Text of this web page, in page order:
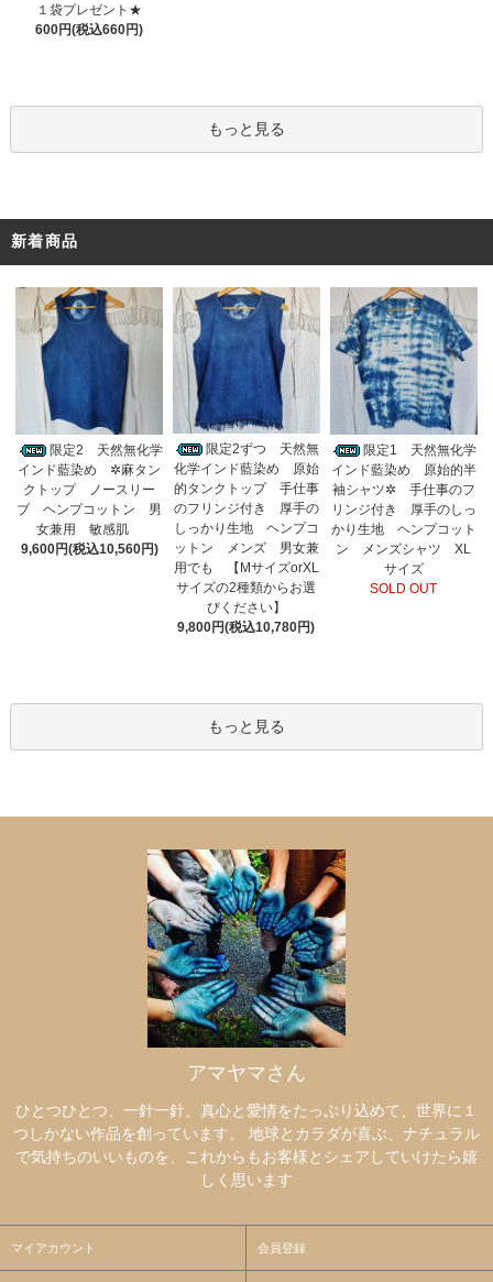
１袋プレゼント★
600円(税込660円)
もっと見る
新着商品
限定2 天然無化学
インド藍染め ✲麻タン
クトップ ノースリー
ブ ヘンプコットン 男
女兼用 敏感肌
9,600円(税込10,560円)
限定2ずつ 天然無
化学インド藍染め 原始
的タンクトップ 手仕事
のフリンジ付き 厚手の
しっかり生地 ヘンプコ
ットン メンズ 男女兼
用でも 【MサイズorXL
サイズの2種類からお選
びください】
9,800円(税込10,780円)
限定1 天然無化学
インド藍染め 原始的半
袖シャツ✲ 手仕事のフ
リンジ付き 厚手のしっ
かり生地 ヘンプコット
ン メンズシャツ XL
サイズ
SOLD OUT
もっと見る
アマヤマさん
ひとつひとつ、一針一針、真心と愛情をたっぷり込めて、世界に１
つしかない作品を創っています。 地球とカラダが喜ぶ、ナチュラル
で気持ちのいいものを、これからもお客様とシェアしていけたら嬉
しく思います
マイアカウント 会員登録